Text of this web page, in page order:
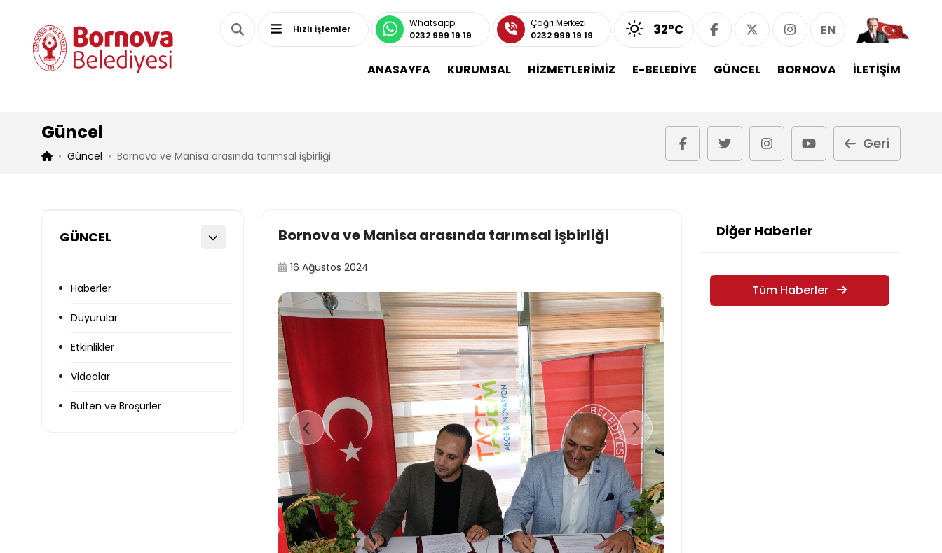
Hızlı İşlemler
Whatsapp
0232 999 19 19
Çağrı Merkezi
0232 999 19 19
32°C EN
ANASAYFA KURUMSAL HİZMETLERİMİZ E-BELEDİYE GÜNCEL BORNOVA İLETİŞİM
Güncel
Güncel Bornova ve Manisa arasında tarımsal işbirliği
Geri
GÜNCEL
Haberler
Duyurular
Etkinlikler
Videolar
Bülten ve Broşürler
Bornova ve Manisa arasında tarımsal işbirliği
16 Ağustos 2024
Diğer Haberler
Tüm Haberler